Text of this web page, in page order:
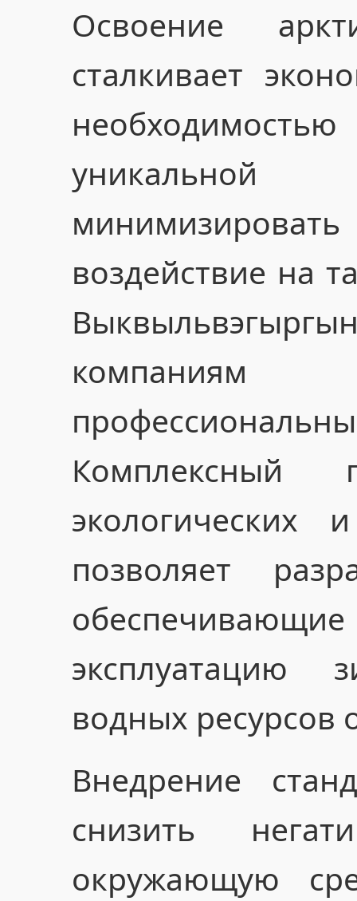
Освоение
сталкивает
воздействие на
экологических
позволяет
эксплуатацию
водных ресурсов
Внедрение
снизить
окружающую